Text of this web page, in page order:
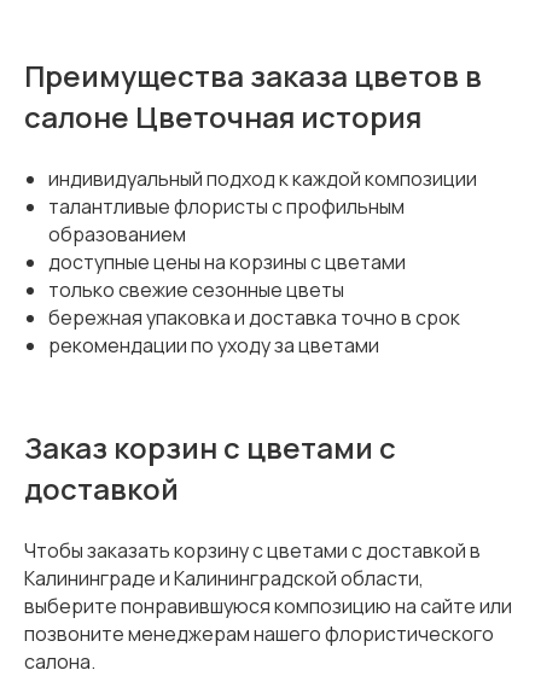
Преимущества заказа цветов в
салоне Цветочная история
индивидуальный подход к каждой композиции
талантливые флористы с профильным
образованием
доступные цены на корзины с цветами
только свежие сезонные цветы
бережная упаковка и доставка точно в срок
рекомендации по уходу за цветами
Заказ корзин с цветами с
доставкой
Чтобы заказать корзину с цветами с доставкой в
Калининграде и Калининградской области,
выберите понравившуюся композицию на сайте или
позвоните менеджерам нашего флористического
салона.